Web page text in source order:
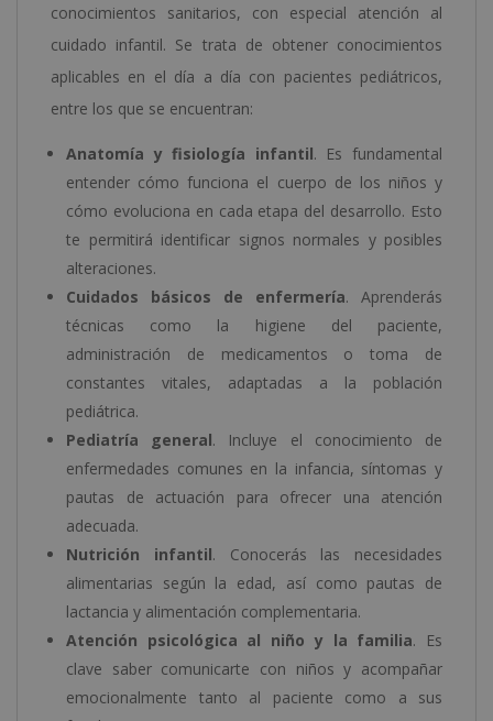
conocimientos sanitarios, con especial atención al
cuidado infantil. Se trata de obtener conocimientos
aplicables en el día a día con pacientes pediátricos,
entre los que se encuentran:
Anatomía y fisiología infantil. Es fundamental
entender cómo funciona el cuerpo de los niños y
cómo evoluciona en cada etapa del desarrollo. Esto
te permitirá identificar signos normales y posibles
alteraciones.
Cuidados básicos de enfermería. Aprenderás
técnicas como la higiene del paciente,
administración de medicamentos o toma de
constantes vitales, adaptadas a la población
pediátrica.
Pediatría general. Incluye el conocimiento de
enfermedades comunes en la infancia, síntomas y
pautas de actuación para ofrecer una atención
adecuada.
Nutrición infantil. Conocerás las necesidades
alimentarias según la edad, así como pautas de
lactancia y alimentación complementaria.
Atención psicológica al niño y la familia. Es
clave saber comunicarte con niños y acompañar
emocionalmente tanto al paciente como a sus